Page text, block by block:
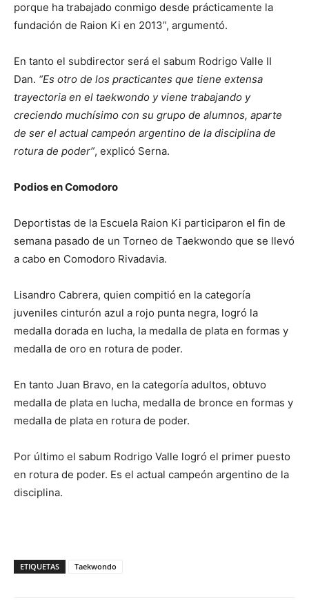
porque ha trabajado conmigo desde prácticamente la
fundación de Raion Ki en 2013”, argumentó.
En tanto el subdirector será el sabum Rodrigo Valle II
Dan. “Es otro de los practicantes que tiene extensa
trayectoria en el taekwondo y viene trabajando y
creciendo muchísimo con su grupo de alumnos, aparte
de ser el actual campeón argentino de la disciplina de
rotura de poder”, explicó Serna.
Podios en Comodoro
Deportistas de la Escuela Raion Ki participaron el fin de
semana pasado de un Torneo de Taekwondo que se llevó
a cabo en Comodoro Rivadavia.
Lisandro Cabrera, quien compitió en la categoría
juveniles cinturón azul a rojo punta negra, logró la
medalla dorada en lucha, la medalla de plata en formas y
medalla de oro en rotura de poder.
En tanto Juan Bravo, en la categoría adultos, obtuvo
medalla de plata en lucha, medalla de bronce en formas y
medalla de plata en rotura de poder.
Por último el sabum Rodrigo Valle logró el primer puesto
en rotura de poder. Es el actual campeón argentino de la
disciplina.
ETIQUETAS Taekwondo